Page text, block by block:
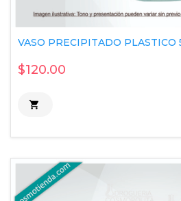
VASO PRECIPITADO PLASTICO
$120.00
